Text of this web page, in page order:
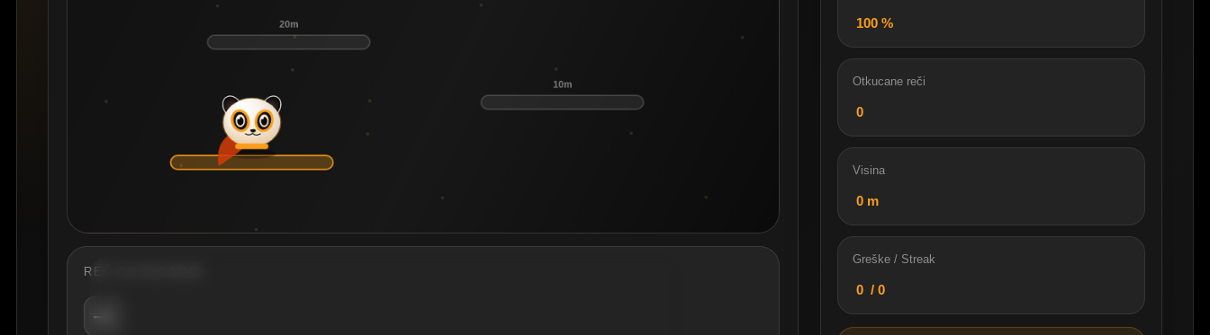
REČ ZA KUCANJE
—
100 %
Otkucane reči
0
Visina
0 m
Greške / Streak
0 / 0